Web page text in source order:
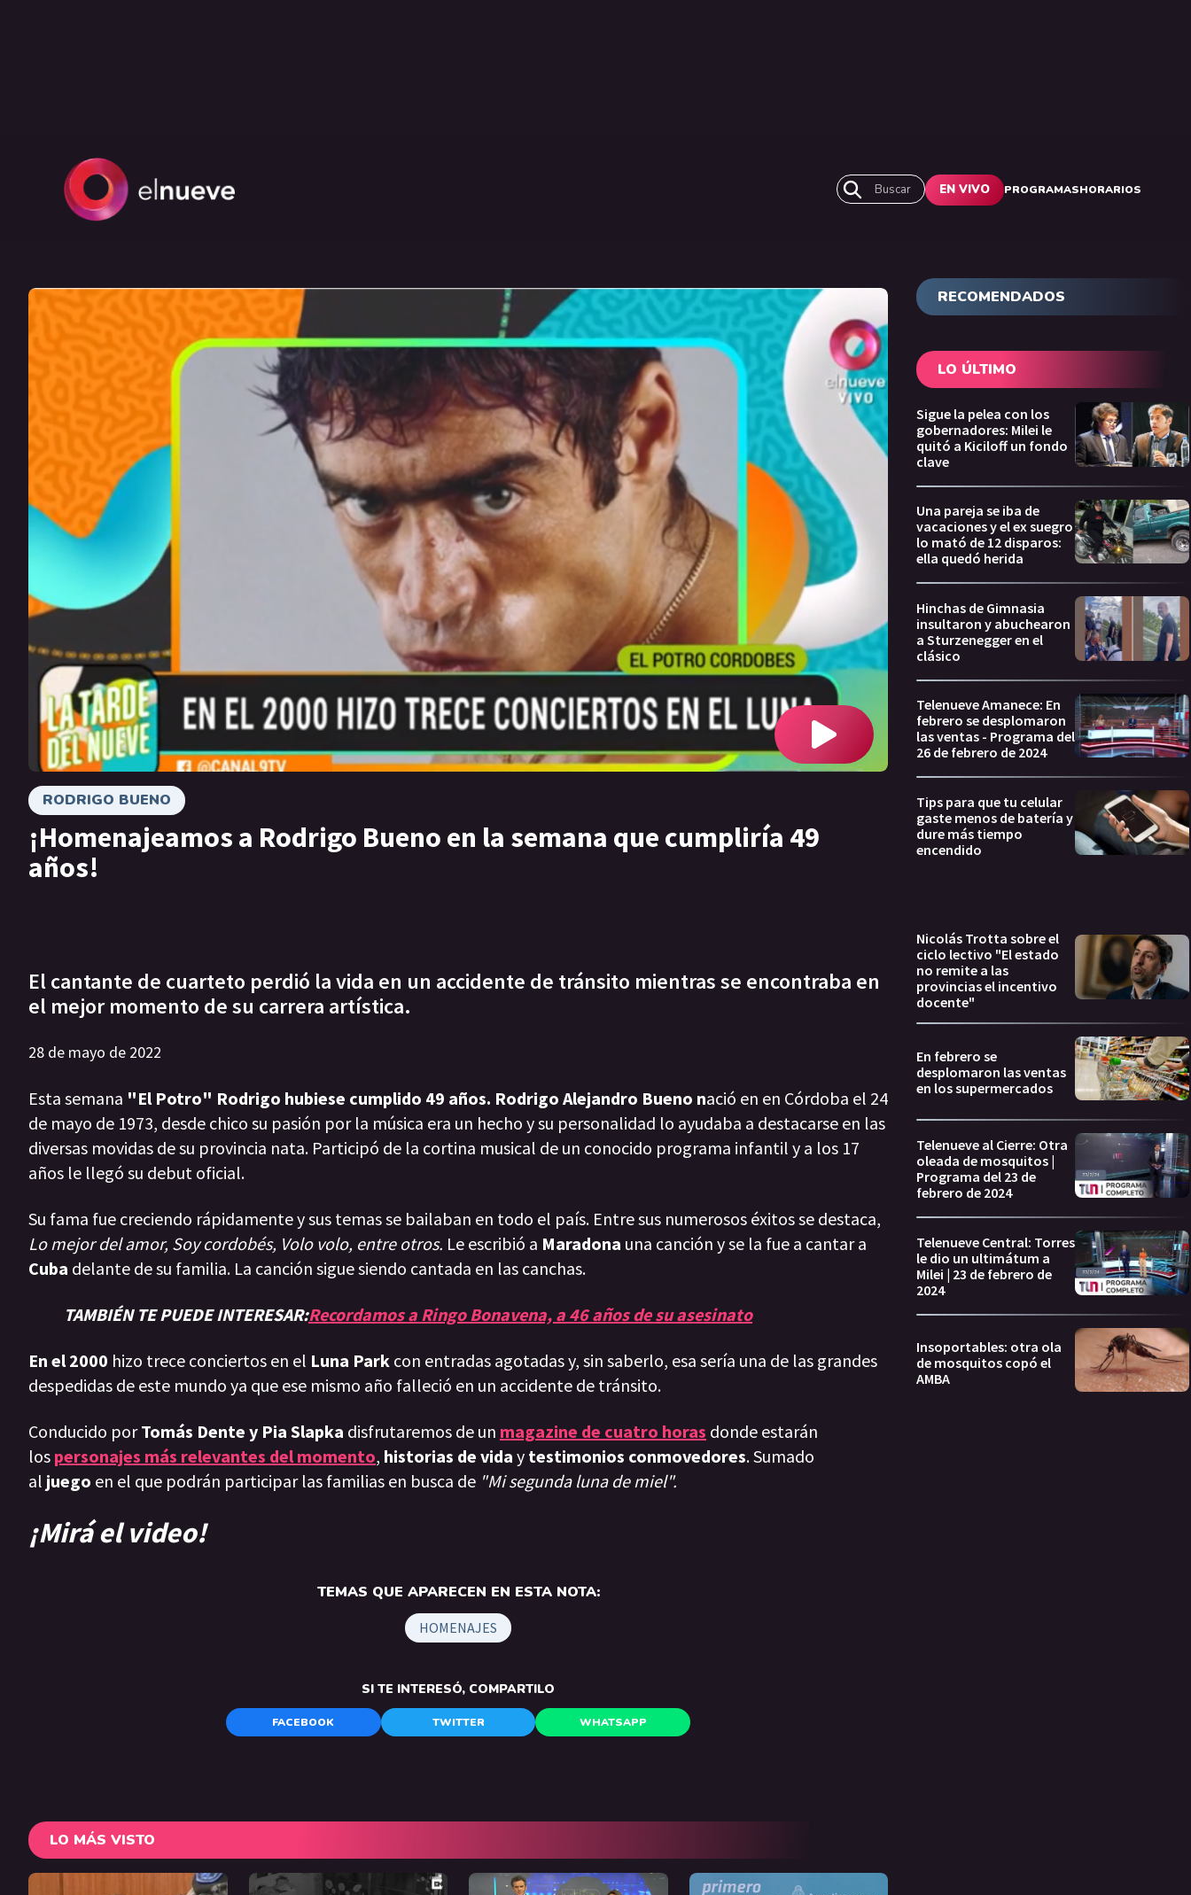
Buscar EN VIVO PROGRAMASHORARIOS
RODRIGO BUENO
¡Homenajeamos a Rodrigo Bueno en la semana que cumpliría 49
años!
El cantante de cuarteto perdió la vida en un accidente de tránsito mientras se encontraba en
el mejor momento de su carrera artística.
28 de mayo de 2022
Esta semana "El Potro" Rodrigo hubiese cumplido 49 años. Rodrigo Alejandro Bueno nació en en Córdoba el 24
de mayo de 1973, desde chico su pasión por la música era un hecho y su personalidad lo ayudaba a destacarse en las
diversas movidas de su provincia nata. Participó de la cortina musical de un conocido programa infantil y a los 17
años le llegó su debut oficial.
Su fama fue creciendo rápidamente y sus temas se bailaban en todo el país. Entre sus numerosos éxitos se destaca,
Lo mejor del amor, Soy cordobés, Volo volo, entre otros. Le escribió a Maradona una canción y se la fue a cantar a
Cuba delante de su familia. La canción sigue siendo cantada en las canchas.
TAMBIÉN TE PUEDE INTERESAR:Recordamos a Ringo Bonavena, a 46 años de su asesinato
En el 2000 hizo trece conciertos en el Luna Park con entradas agotadas y, sin saberlo, esa sería una de las grandes
despedidas de este mundo ya que ese mismo año falleció en un accidente de tránsito.
Conducido porTomás Dente y Pia Slapka disfrutaremos de un magazine de cuatro horas donde estarán
los personajes más relevantes del momento, historias de vida y testimonios conmovedores. Sumado
al juego en el que podrán participar las familias en busca de "Mi segunda luna de miel".
¡Mirá el video!
TEMAS QUE APARECEN EN ESTA NOTA:
HOMENAJES
SI TE INTERESÓ, COMPARTILO
FACEBOOK TWITTER WHATSAPP
LO MÁS VISTO
RECOMENDADOS
LO ÚLTIMO
Sigue la pelea con los
gobernadores: Milei le
quitó a Kiciloff un fondo
clave
Una pareja se iba de
vacaciones y el ex suegro
lo mató de 12 disparos:
ella quedó herida
Hinchas de Gimnasia
insultaron y abuchearon
a Sturzenegger en el
clásico
Telenueve Amanece: En
febrero se desplomaron
las ventas - Programa del
26 de febrero de 2024
Tips para que tu celular
gaste menos de batería y
dure más tiempo
encendido
Nicolás Trotta sobre el
ciclo lectivo "El estado
no remite a las
provincias el incentivo
docente"
En febrero se
desplomaron las ventas
en los supermercados
Telenueve al Cierre: Otra
oleada de mosquitos |
Programa del 23 de
febrero de 2024
Telenueve Central: Torres
le dio un ultimátum a
Milei | 23 de febrero de
2024
Insoportables: otra ola
de mosquitos copó el
AMBA